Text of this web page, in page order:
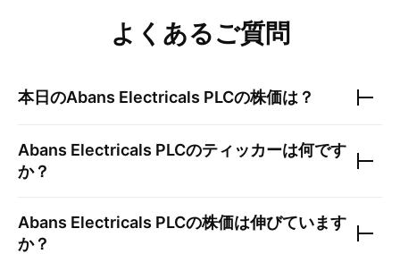
よくあるご質問
本日のAbans Electricals PLCの株価は？
Abans Electricals PLCのティッカーは何です
か？
Abans Electricals PLCの株価は伸びています
か？